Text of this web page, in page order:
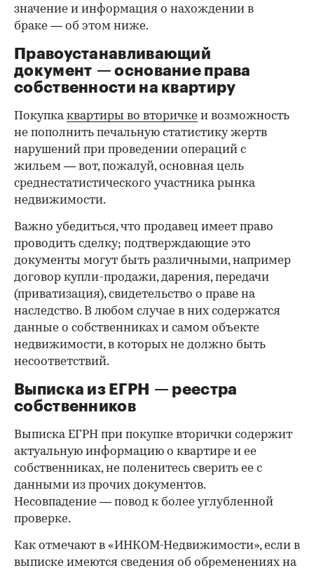
00:00 / 00:00
значение и информация о нахождении в
браке — об этом ниже.
Правоустанавливающий
документ — основание права
собственности на квартиру
Покупкаквартиры во вторичке и возможность
не пополнить печальную статистику жертв
нарушений при проведении операций с
жильем — вот, пожалуй, основная цель
среднестатистического участника рынка
недвижимости.
Важно убедиться, что продавец имеет право
проводить сделку; подтверждающие это
документы могут быть различными, например
договор купли-продажи, дарения, передачи
(приватизация), свидетельство о праве на
наследство. В любом случае в них содержатся
данные о собственниках и самом объекте
недвижимости, в которых не должно быть
несоответствий.
Выписка из ЕГРН — реестра
собственников
Выписка ЕГРН при покупке вторички содержит
актуальную информацию о квартире и ее
собственниках, не поленитесь сверить ее с
данными из прочих документов.
Несовпадение — повод к более углубленной
проверке.
Как отмечают в «ИНКОМ-Недвижимости», если в
выписке имеются сведения об обременениях на